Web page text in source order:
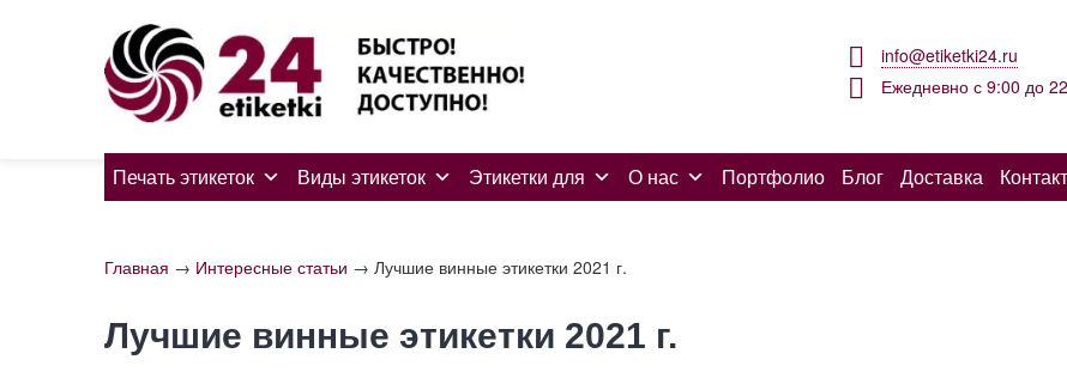
info@etiketki24.ru
Ежедневно с 9:00 до
Печать этикеток Виды этикеток Этикетки для О нас Портфолио Блог Доставка
Главная → Интересные статьи → Лучшие винные этикетки 2021 г.
Лучшие винные этикетки 2021 г.